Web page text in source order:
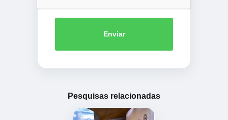
Enviar
Pesquisas relacionadas